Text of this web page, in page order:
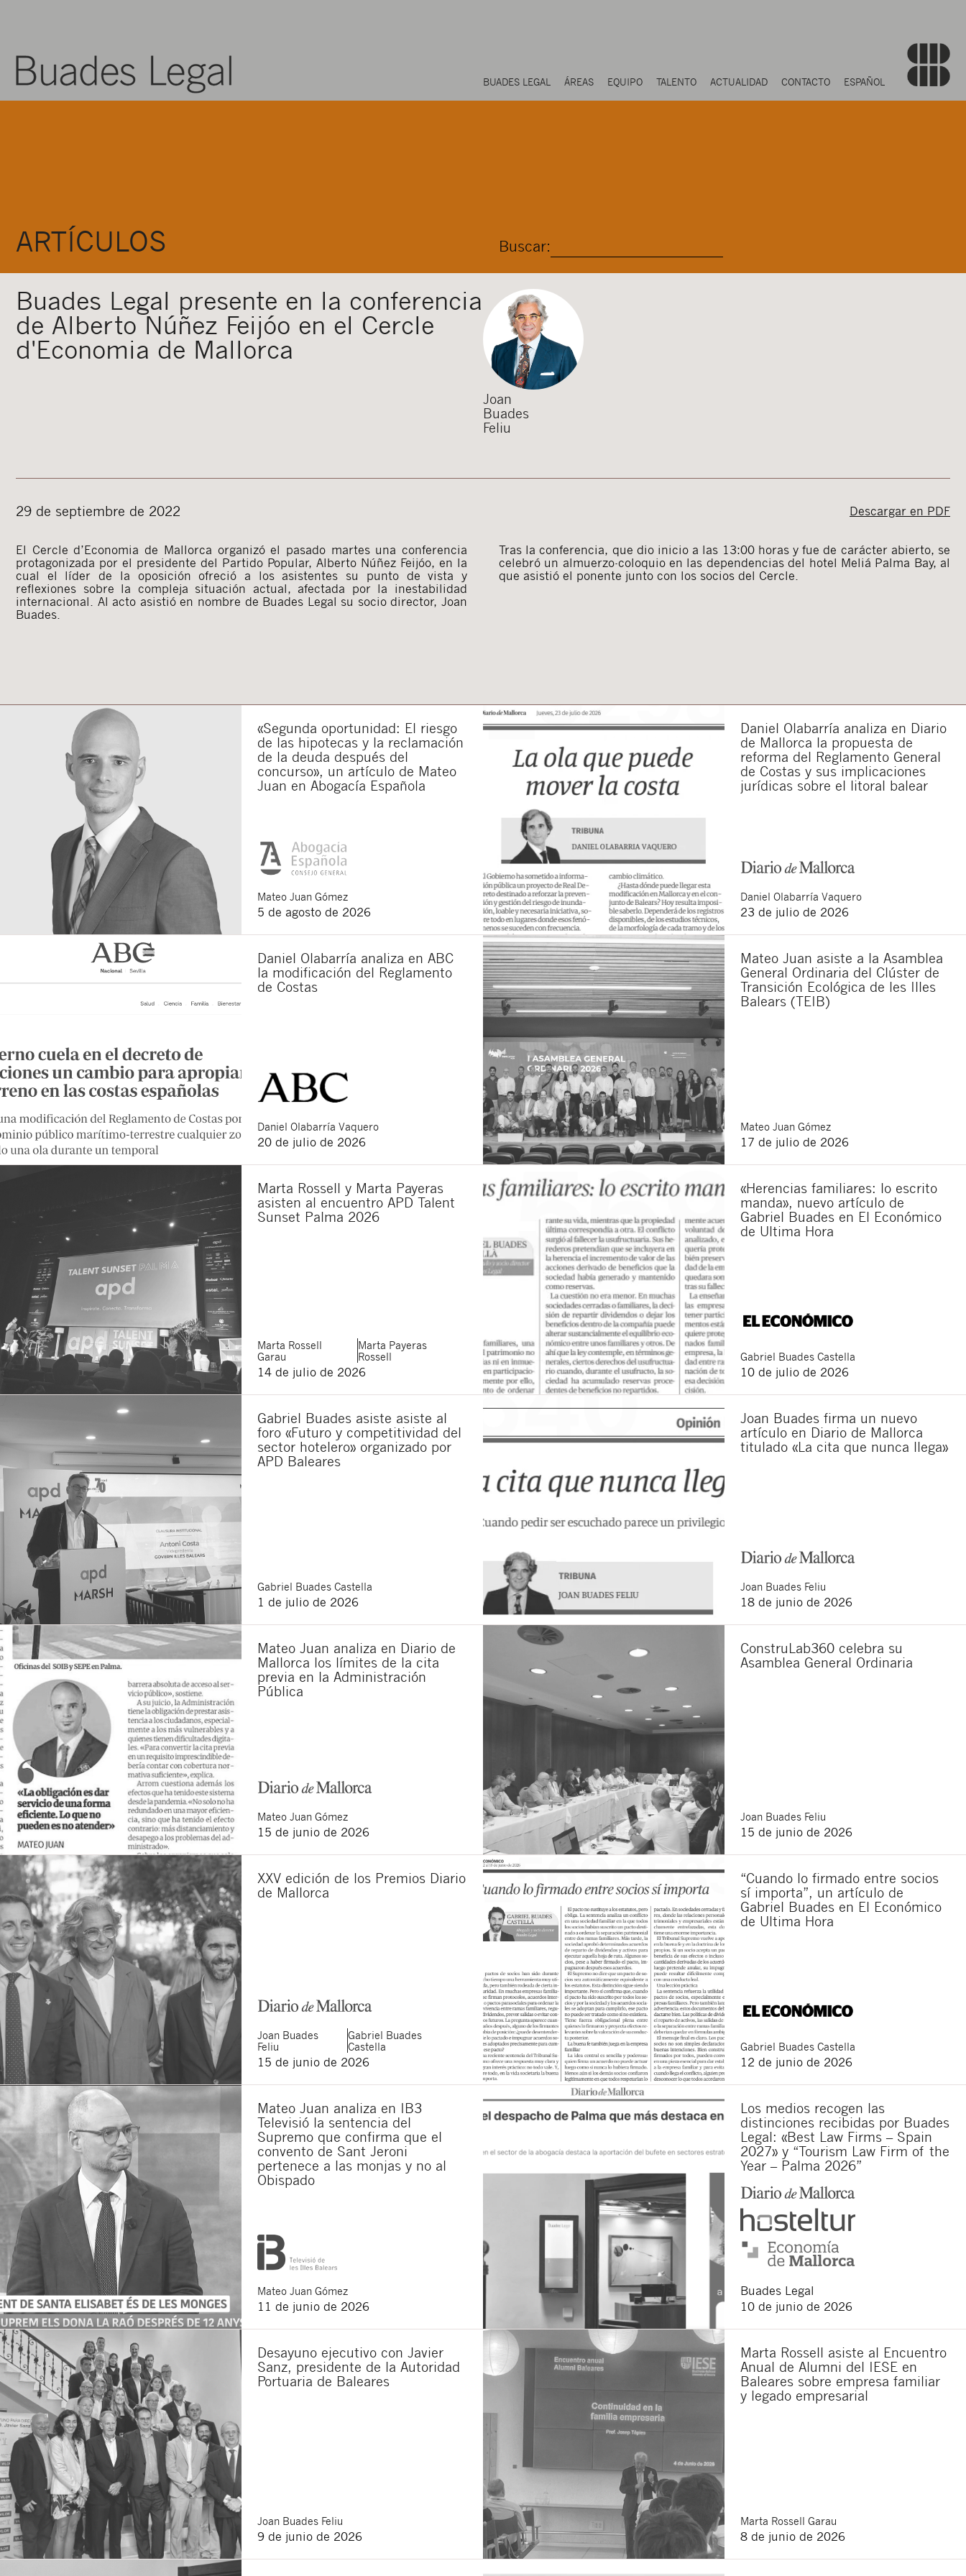
BUADES LEGAL ÁREAS EQUIPO TALENTO ACTUALIDAD CONTACTO ESPAÑOL
ARTÍCULOS Buscar:
Buades Legal presente en la conferencia
de Alberto Núñez Feijóo en el Cercle
d'Economia de Mallorca
Joan
Buades
Feliu
29 de septiembre de 2022 Descargar en PDF
El Cercle d’Economia de Mallorca organizó el pasado martes una conferencia
protagonizada por el presidente del Partido Popular, Alberto Núñez Feijóo, en la
cual el líder de la oposición ofreció a los asistentes su punto de vista y
reflexiones sobre la compleja situación actual, afectada por la inestabilidad
internacional. Al acto asistió en nombre de Buades Legal su socio director, Joan
Buades.
Tras la conferencia, que dio inicio a las 13:00 horas y fue de carácter abierto, se
celebró un almuerzo-coloquio en las dependencias del hotel Meliá Palma Bay, al
que asistió el ponente junto con los socios del Cercle.
«Segunda oportunidad: El riesgo
de las hipotecas y la reclamación
de la deuda después del
concurso», un artículo de Mateo
Juan en Abogacía Española
Mateo Juan Gómez
5 de agosto de 2026
Daniel Olabarría analiza en Diario
de Mallorca la propuesta de
reforma del Reglamento General
de Costas y sus implicaciones
jurídicas sobre el litoral balear
Daniel Olabarría Vaquero
23 de julio de 2026
Daniel Olabarría analiza en ABC
la modificación del Reglamento
de Costas
Daniel Olabarría Vaquero
20 de julio de 2026
Mateo Juan asiste a la Asamblea
General Ordinaria del Clúster de
Transición Ecológica de les Illes
Balears (TEIB)
Mateo Juan Gómez
17 de julio de 2026
Marta Rossell y Marta Payeras
asisten al encuentro APD Talent
Sunset Palma 2026
Marta Rossell
Garau
Marta Payeras
Rossell
14 de julio de 2026
«Herencias familiares: lo escrito
manda», nuevo artículo de
Gabriel Buades en El Económico
de Ultima Hora
Gabriel Buades Castella
10 de julio de 2026
Gabriel Buades asiste asiste al
foro «Futuro y competitividad del
sector hotelero» organizado por
APD Baleares
Gabriel Buades Castella
1 de julio de 2026
Joan Buades firma un nuevo
artículo en Diario de Mallorca
titulado «La cita que nunca llega»
Joan Buades Feliu
18 de junio de 2026
Mateo Juan analiza en Diario de
Mallorca los límites de la cita
previa en la Administración
Pública
Mateo Juan Gómez
15 de junio de 2026
ConstruLab360 celebra su
Asamblea General Ordinaria
Joan Buades Feliu
15 de junio de 2026
XXV edición de los Premios Diario
de Mallorca
Joan Buades
Feliu
Gabriel Buades
Castella
15 de junio de 2026
“Cuando lo firmado entre socios
sí importa”, un artículo de
Gabriel Buades en El Económico
de Ultima Hora
Gabriel Buades Castella
12 de junio de 2026
Mateo Juan analiza en IB3
Televisió la sentencia del
Supremo que confirma que el
convento de Sant Jeroni
pertenece a las monjas y no al
Obispado
Mateo Juan Gómez
11 de junio de 2026
Los medios recogen las
distinciones recibidas por Buades
Legal: «Best Law Firms – Spain
2027» y “Tourism Law Firm of the
Year – Palma 2026”
Buades Legal
10 de junio de 2026
Desayuno ejecutivo con Javier
Sanz, presidente de la Autoridad
Portuaria de Baleares
Joan Buades Feliu
9 de junio de 2026
Marta Rossell asiste al Encuentro
Anual de Alumni del IESE en
Baleares sobre empresa familiar
y legado empresarial
Marta Rossell Garau
8 de junio de 2026
Acepto recibir comunicaciones sobre nuevos artículos legales.
Acepto lascondiciones legalesy de privacidad de esta web.
Al pulsar el botón de envío manifiesta haber leído la siguiente información básica sobre privacidad : El responsable del tratamiento
es Buades Legal S.L. La finalidad es la atención a su solicitud. Tiene derecho a acceder, rectificar y suprimir los datos, así como
otros derechos como se explica en lapolítica de privacidad de nuestra web